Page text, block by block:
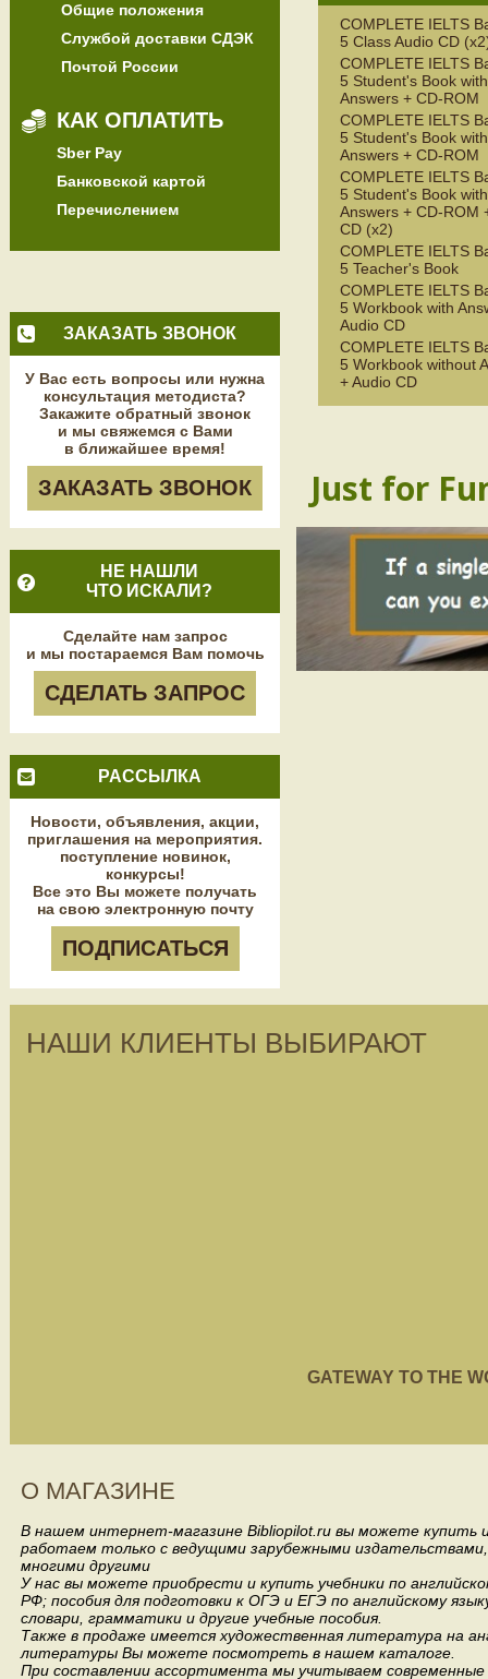
Общие положения
Службой доставки СДЭК
Почтой России
КАК ОПЛАТИТЬ
Sber Pay
Банковской картой
Перечислением
ЗАКАЗАТЬ ЗВОНОК
У Вас есть вопросы или нужна
консультация методиста?
Закажите обратный звонок
и мы свяжемся с Вами
в ближайшее время!
ЗАКАЗАТЬ ЗВОНОК
НЕ НАШЛИ
ЧТО ИСКАЛИ?
Сделайте нам запрос
и мы постараемся Вам помочь
СДЕЛАТЬ ЗАПРОС
РАССЫЛКА
Новости, объявления, акции,
приглашения на мероприятия.
поступление новинок,
конкурсы!
Все это Вы можете получать
на свою электронную почту
ПОДПИСАТЬСЯ
COMPLETE IELTS
5 Class Audio CD
COMPLETE IELTS
5 Student's Book with
Answers + CD-ROM
COMPLETE IELTS
5 Student's Book
Answers + CD-ROM
COMPLETE IELTS
5 Student's Book with
Answers + CD-ROM
CD (x2)
COMPLETE IELTS
5 Teacher's Book
COMPLETE IELTS
5 Workbook with
Audio CD
COMPLETE IELTS
5 Workbook without
+ Audio CD
Just for
НАШИ КЛИЕНТЫ ВЫБИРАЮТ
GATEWAY TO THE
О МАГАЗИНЕ
В нашем интернет-магазине Bibliopilot.ru вы можете купить
работаем только с ведущими зарубежными издательствами,
многими другими
У нас вы можете приобрести и купить учебники по
РФ; пособия для подготовки к ОГЭ и ЕГЭ по английскому
словари, грамматики и другие учебные пособия.
Также в продаже имеется художественная литература на
литературы Вы можете посмотреть в нашем каталоге.
При составлении ассортимента мы учитываем